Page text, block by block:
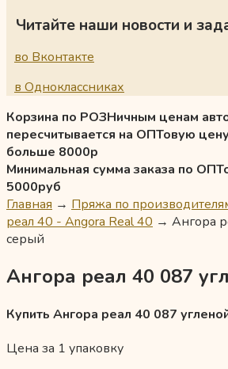
Читайте наши новости и
во Вконтакте
в Одноклассниках
Корзина по РОЗНичным ценам
пересчитывается на ОПТовую
больше 8000р
Минимальная сумма заказа по
5000руб
Главная → Пряжа по
реал 40 - Angora Real 40 → Ангора
серый
Ангора реал 40 087
Купить Ангора реал 40 087
Цена за 1 упаковку